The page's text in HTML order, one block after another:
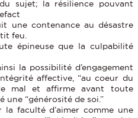
sujet; la résilience pouvant
une contenance au désastre
feu.
épineuse que la culpabilité
la possibilité d’engagement
affective, “au coeur du
mal et affirme avant toute
“générosité de soi.”
la faculté d’aimer comme une